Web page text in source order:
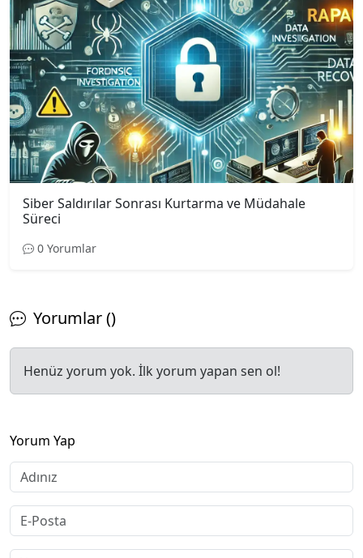
Siber Saldırılar Sonrası Kurtarma ve Müdahale
Süreci
0 Yorumlar
Yorumlar ()
Henüz yorum yok. İlk yorum yapan sen ol!
Yorum Yap